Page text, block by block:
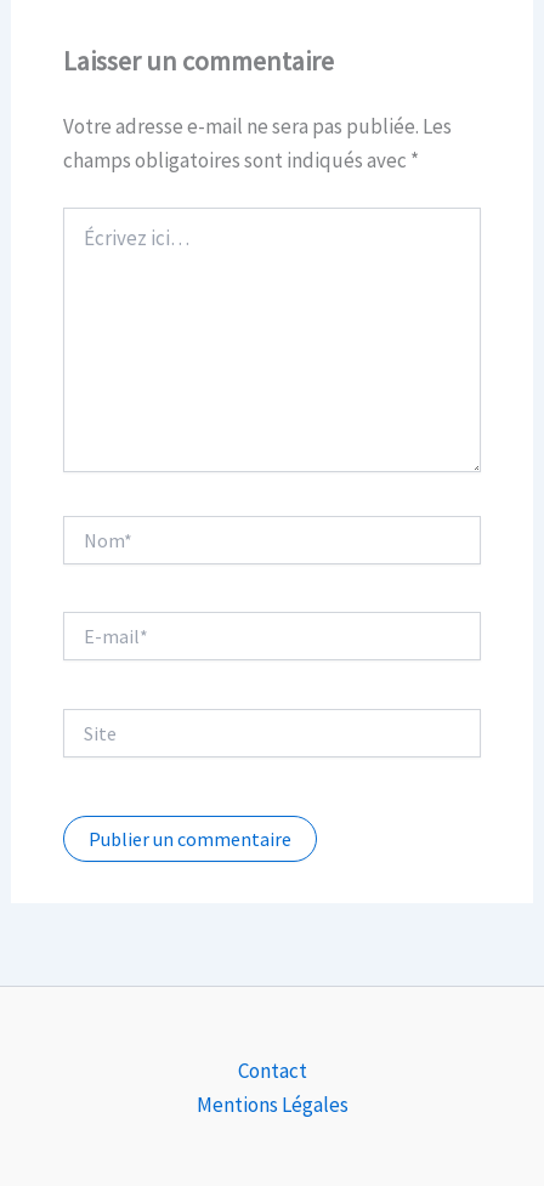
Laisser un commentaire
Votre adresse e-mail ne sera pas publiée. Les
champs obligatoires sont indiqués avec *
ici…
mail*
Contact
Mentions Légales